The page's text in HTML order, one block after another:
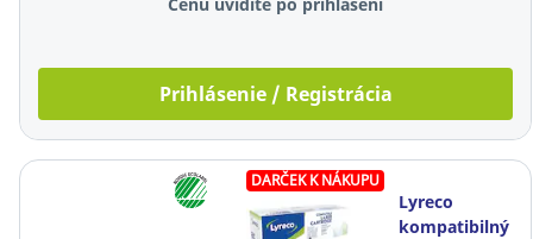
Prihlásenie / Registrácia
DARČEK K NÁKUPU
Lyreco
kompatibilný